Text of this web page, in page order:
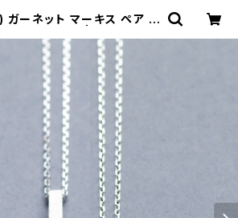
ーネット マーキス ペア ネ